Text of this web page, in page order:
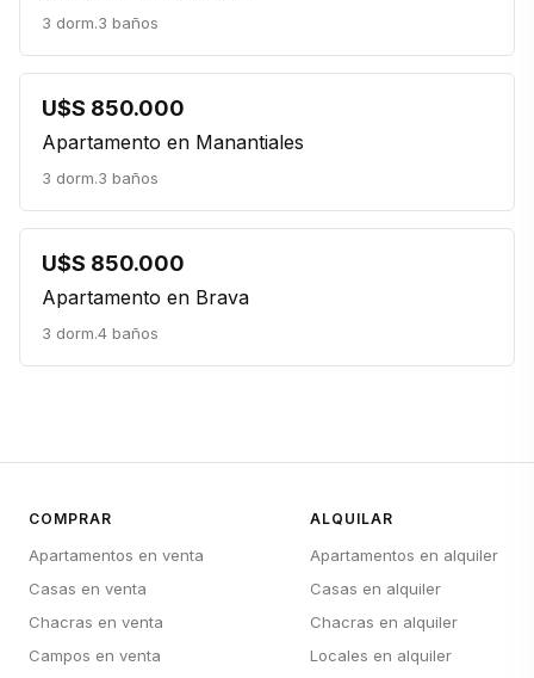
3 dorm.3 baños
U$S 850.000
Apartamento en Manantiales
3 dorm.3 baños
U$S 850.000
Apartamento en Brava
3 dorm.4 baños
COMPRAR
Apartamentos en venta
Casas en venta
Chacras en venta
Campos en venta
ALQUILAR
Apartamentos en alquiler
Casas en alquiler
Chacras en alquiler
Locales en alquiler